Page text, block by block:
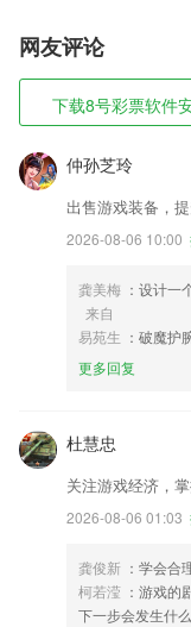
网友评论
下载8号彩票软件
仲孙芝玲
出售游戏装备，
2026-08-06 10:00
龚美梅 ：设计一
来自
易苑生 ：破魔护
更多回复
杜慧忠
关注游戏经济，
2026-08-06 01:03
龚俊新 ：学会合
柯若滢 ：游戏的
下一步会发生什么